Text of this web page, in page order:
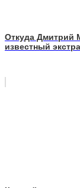
Откуда Дмитрий
известный